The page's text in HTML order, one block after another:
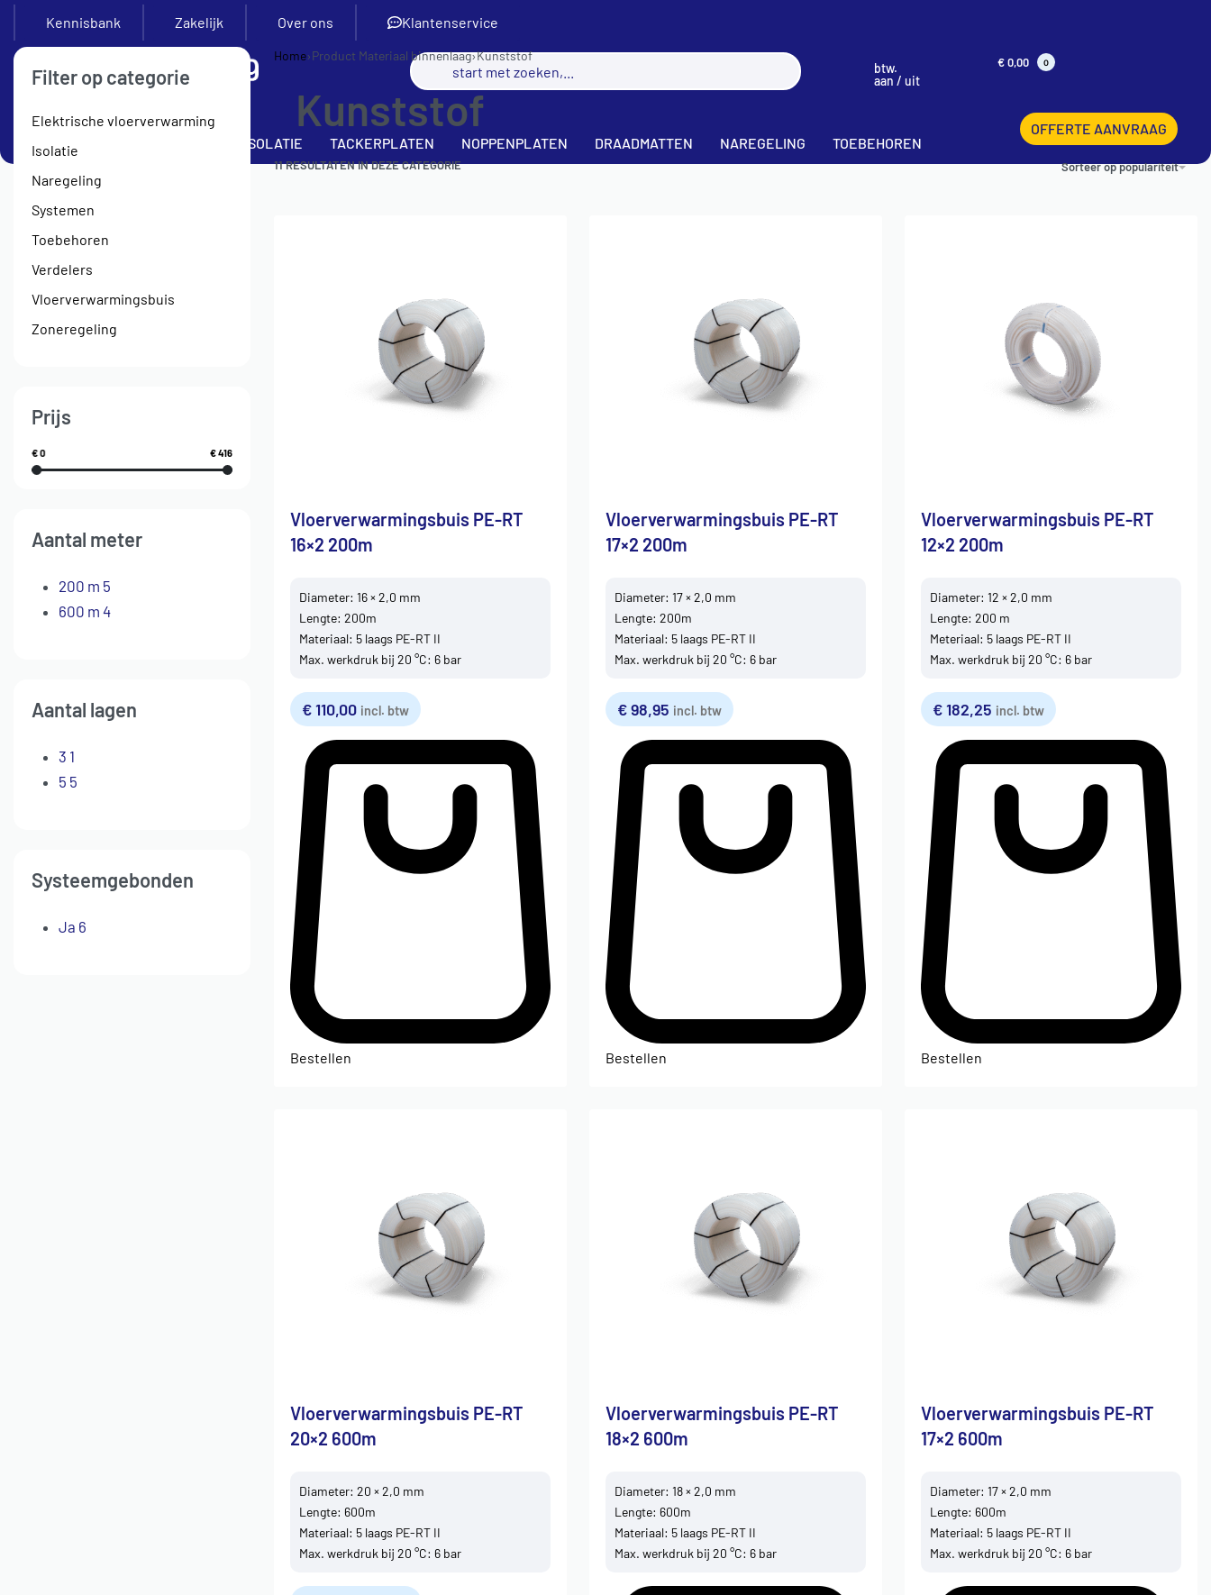
Kennisbank Zakelijk Over ons Klantenservice
btw.
aan / uit
€0,00 0
SETS ISOLATIE TACKERPLATEN NOPPENPLATEN DRAADMATTEN NAREGELING TOEBEHOREN
OFFERTE AANVRAAG
Filter op categorie
Elektrische vloerverwarming
Isolatie
Naregeling
Systemen
Toebehoren
Verdelers
Vloerverwarmingsbuis
Zoneregeling
Prijs
€ 0 € 416
Aantal meter
200 m 5
600 m 4
Aantal lagen
3 1
5 5
Systeemgebonden
Ja 6
Home›Product Materiaal binnenlaag›Kunststof
Kunststof
11RESULTATEN IN DEZE CATEGORIE Sorteer op populariteit
Vloerverwarmingsbuis PE-RT
16×2 200m
Diameter: 16 × 2,0 mm
Lengte: 200m
Materiaal: 5 laags PE-RT II
Max. werkdruk bij 20 °C: 6 bar
€110,00 incl. btw
Bestellen
Vloerverwarmingsbuis PE-RT
17×2 200m
Diameter: 17 × 2,0 mm
Lengte: 200m
Materiaal: 5 laags PE-RT II
Max. werkdruk bij 20 °C: 6 bar
€98,95 incl. btw
Bestellen
Vloerverwarmingsbuis PE-RT
12×2 200m
Diameter: 12 × 2,0 mm
Lengte: 200 m
Meteriaal: 5 laags PE-RT II
Max. werkdruk bij 20 °C: 6 bar
€182,25 incl. btw
Bestellen
Vloerverwarmingsbuis PE-RT
20×2 600m
Diameter: 20 × 2,0 mm
Lengte: 600m
Materiaal: 5 laags PE-RT II
Max. werkdruk bij 20 °C: 6 bar
Vloerverwarmingsbuis PE-RT
18×2 600m
Diameter: 18 × 2,0 mm
Lengte: 600m
Materiaal: 5 laags PE-RT II
Max. werkdruk bij 20 °C: 6 bar
Vloerverwarmingsbuis PE-RT
17×2 600m
Diameter: 17 × 2,0 mm
Lengte: 600m
Materiaal: 5 laags PE-RT II
Max. werkdruk bij 20 °C: 6 bar